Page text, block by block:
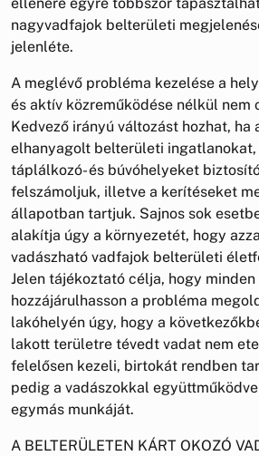
nagyvadfajok belterületi
jelenléte.
A meglévő probléma kezelése a
és aktív közreműködése nélkül nem
Kedvező irányú változást hozhat, ha
elhanyagolt belterületi ingatlanokat,
táplálkozó- és búvóhelyeket
felszámoljuk, illetve a kerítéseket
állapotban tartjuk. Sajnos sok
alakítja úgy a környezetét, hogy
vadászható vadfajok belterületi
Jelen tájékoztató célja, hogy
hozzájárulhasson a probléma
lakóhelyén úgy, hogy a
lakott területre tévedt vadat nem
felelősen kezeli, birtokát rendben
pedig a vadászokkal
egymás munkáját.
A BELTERÜLETEN KÁRT OKOZÓ